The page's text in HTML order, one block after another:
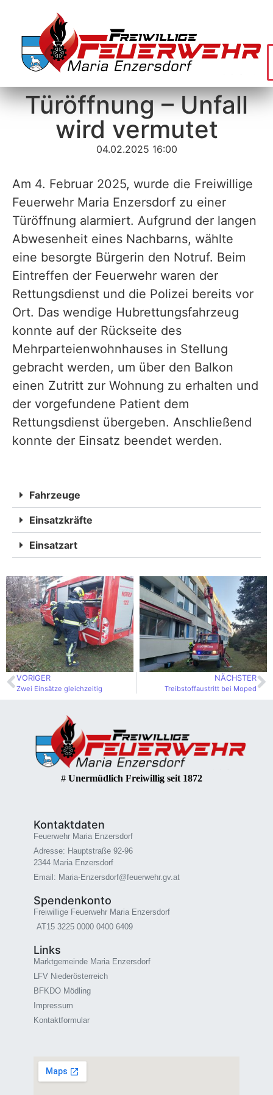
Türöffnung – Unfall
wird vermutet
04.02.2025 16:00
Am 4. Februar 2025, wurde die Freiwillige
Feuerwehr Maria Enzersdorf zu einer
Türöffnung alarmiert. Aufgrund der langen
Abwesenheit eines Nachbarns, wählte
eine besorgte Bürgerin den Notruf. Beim
Eintreffen der Feuerwehr waren der
Rettungsdienst und die Polizei bereits vor
Ort. Das wendige Hubrettungsfahrzeug
konnte auf der Rückseite des
Mehrparteienwohnhauses in Stellung
gebracht werden, um über den Balkon
einen Zutritt zur Wohnung zu erhalten und
der vorgefundene Patient dem
Rettungsdienst übergeben. Anschließend
konnte der Einsatz beendet werden.
Fahrzeuge
Einsatzkräfte
Einsatzart
VORIGER
Zwei Einsätze gleichzeitig
NÄCHSTER
Treibstoffaustritt bei Moped
# Unermüdlich Freiwillig seit 1872
Kontaktdaten
Feuerwehr Maria Enzersdorf
Adresse: Hauptstraße 92-96
2344 Maria Enzersdorf
Email: Maria-Enzersdorf@feuerwehr.gv.at
Spendenkonto
Freiwillige Feuerwehr Maria Enzersdorf
AT15 3225 0000 0400 6409
Links
Marktgemeinde Maria Enzersdorf
LFV Niederösterreich
BFKDO Mödling
Impressum
Kontaktformular